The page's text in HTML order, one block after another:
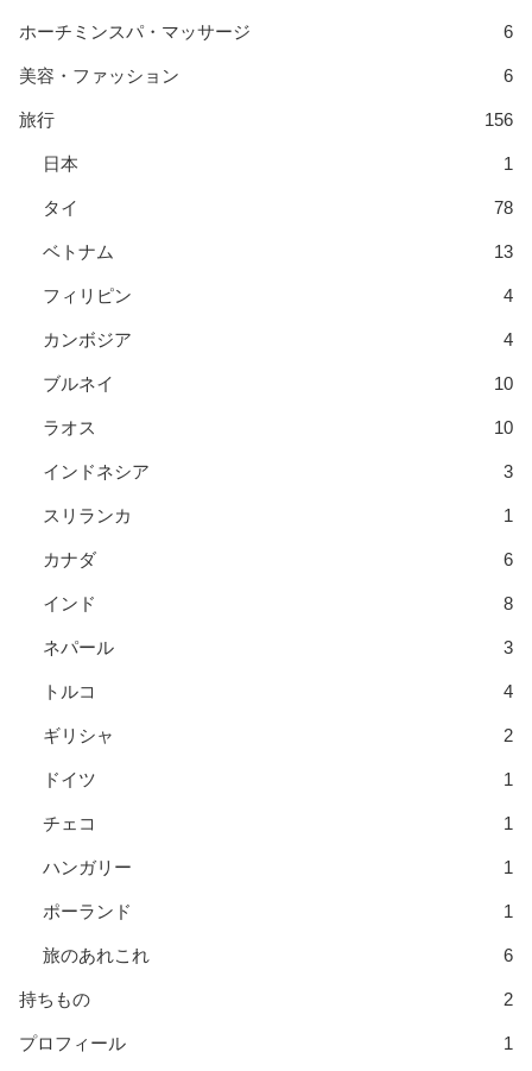
ホーチミンスパ・マッサージ 6
美容・ファッション 6
旅行 156
日本 1
タイ 78
ベトナム 13
フィリピン 4
カンボジア 4
ブルネイ 10
ラオス 10
インドネシア 3
スリランカ 1
カナダ 6
インド 8
ネパール 3
トルコ 4
ギリシャ 2
ドイツ 1
チェコ 1
ハンガリー 1
ポーランド 1
旅のあれこれ 6
持ちもの 2
プロフィール 1